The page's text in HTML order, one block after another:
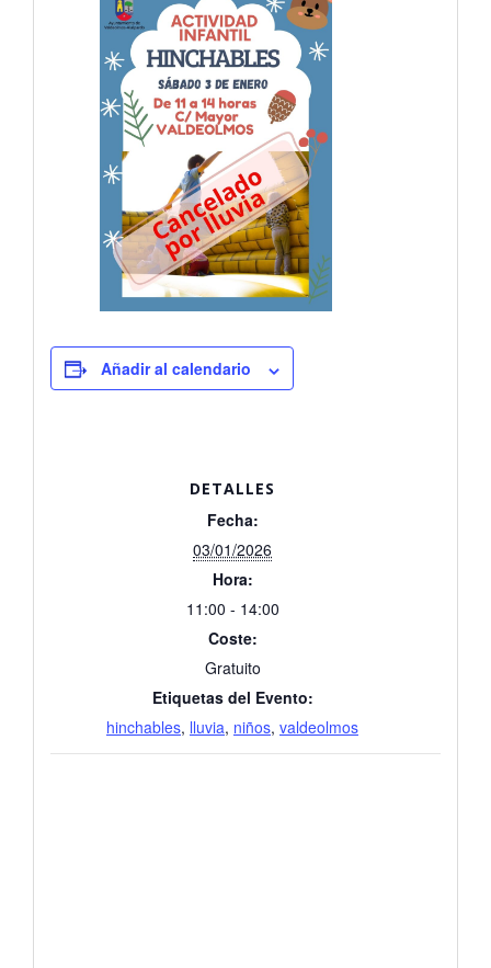
Añadir al calendario
DETALLES
Fecha:
03/01/2026
Hora:
11:00 - 14:00
Coste:
Gratuito
Etiquetas del Evento:
hinchables, lluvia, niños, valdeolmos